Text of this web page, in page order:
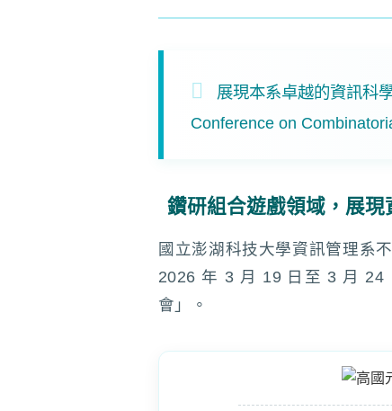
展現本系卓越的資訊科
Conference on
鑽研組合遊戲領域，展
國立澎湖科技大學資訊管理系
2026 年 3 月 19 日至 3 月 24
會」。